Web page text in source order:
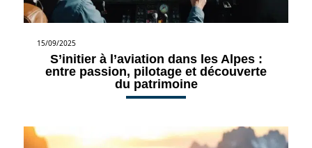
15/09/2025
S’initier à l’aviation dans les Alpes :
entre passion, pilotage et découverte
du patrimoine